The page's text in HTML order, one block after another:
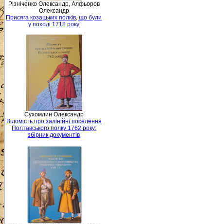
Різніченко Олександр, Алфьоров
Олександр
Присяга козацьких полків, що були
у поході 1718 року
Сухомлин Олександр
Відомість про залінійні поселення
Полтавського полку 1762 року:
збірник документів